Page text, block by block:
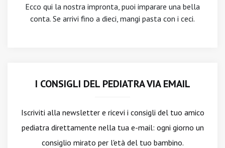
Ecco qui la nostra impronta, puoi imparare una bella
conta. Se arrivi fino a dieci, mangi pasta con i ceci.
I CONSIGLI DEL PEDIATRA VIA EMAIL
Iscriviti alla newslettere ricevi i consigli del tuo amico
pediatra direttamente nella tua e-mail: ogni giorno un
consiglio mirato per l'età del tuo bambino.